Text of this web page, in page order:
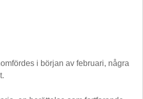
i början av februari, några